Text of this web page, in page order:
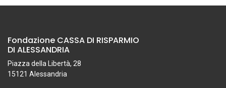
Fondazione CASSA DI RISPARMIO
DI ALESSANDRIA
Piazza della Libertà, 28
15121 Alessandria